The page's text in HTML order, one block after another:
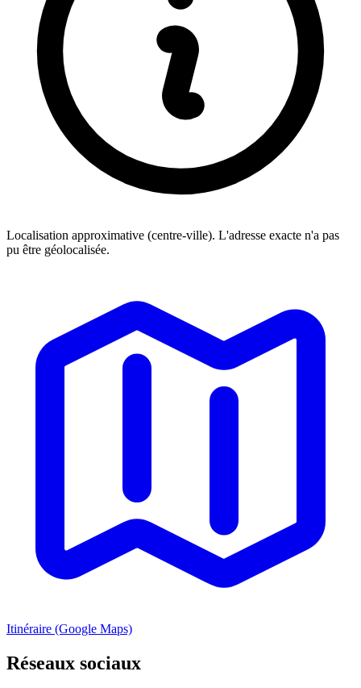
Localisation approximative (centre-ville). L'adresse exacte n'a pas
pu être géolocalisée.
Itinéraire (Google Maps)
Réseaux sociaux